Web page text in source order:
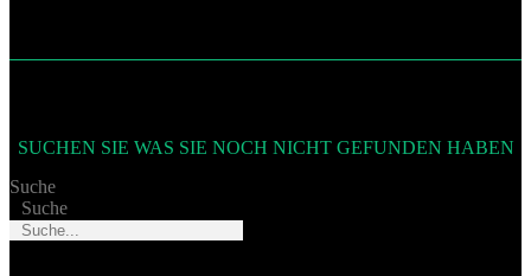
SUCHEN SIE WAS SIE NOCH NICHT GEFUNDEN HABEN
Suche
Suche